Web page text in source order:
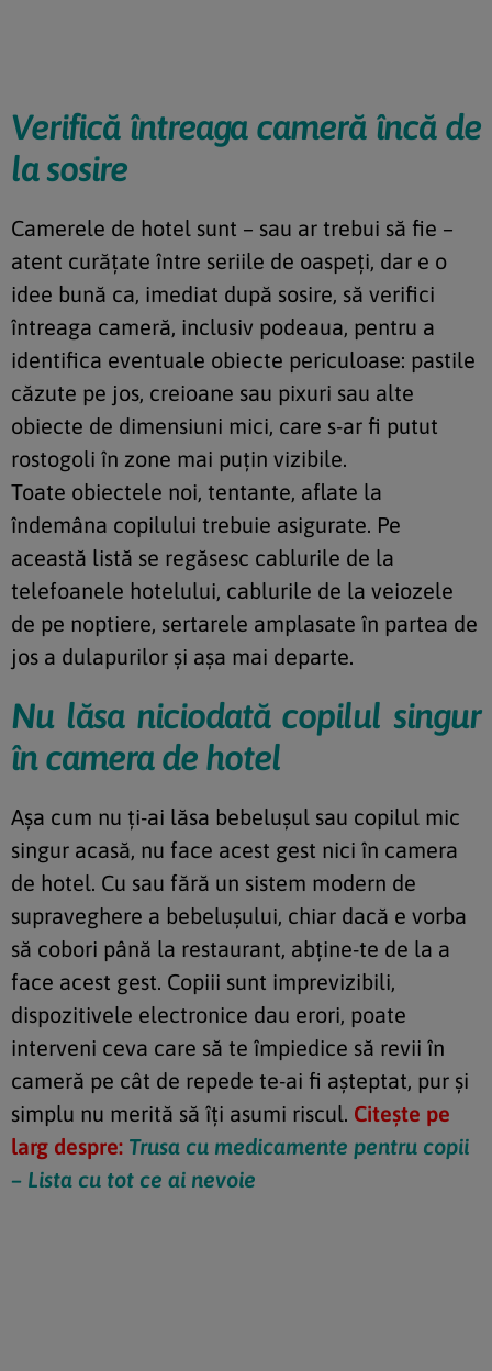
Verifică întreaga cameră încă de
la sosire
Camerele de hotel sunt – sau ar trebui să fie –
atent curățate între seriile de oaspeți, dar e o
idee bună ca, imediat după sosire, să verifici
întreaga cameră, inclusiv podeaua, pentru a
identifica eventuale obiecte periculoase: pastile
căzute pe jos, creioane sau pixuri sau alte
obiecte de dimensiuni mici, care s-ar fi putut
rostogoli în zone mai puțin vizibile.
Toate obiectele noi, tentante, aflate la
îndemâna copilului trebuie asigurate. Pe
această listă se regăsesc cablurile de la
telefoanele hotelului, cablurile de la veiozele
de pe noptiere, sertarele amplasate în partea de
jos a dulapurilor și așa mai departe.
Nu lăsa niciodată copilul singur
în camera de hotel
Așa cum nu ți-ai lăsa bebelușul sau copilul mic
singur acasă, nu face acest gest nici în camera
de hotel. Cu sau fără un sistem modern de
supraveghere a bebelușului, chiar dacă e vorba
să cobori până la restaurant, abține-te de la a
face acest gest. Copiii sunt imprevizibili,
dispozitivele electronice dau erori, poate
interveni ceva care să te împiedice să revii în
cameră pe cât de repede te-ai fi așteptat, pur și
simplu nu merită să îți asumi riscul. Citește pe
larg despre: Trusa cu medicamente pentru copii
– Lista cu tot ce ai nevoie